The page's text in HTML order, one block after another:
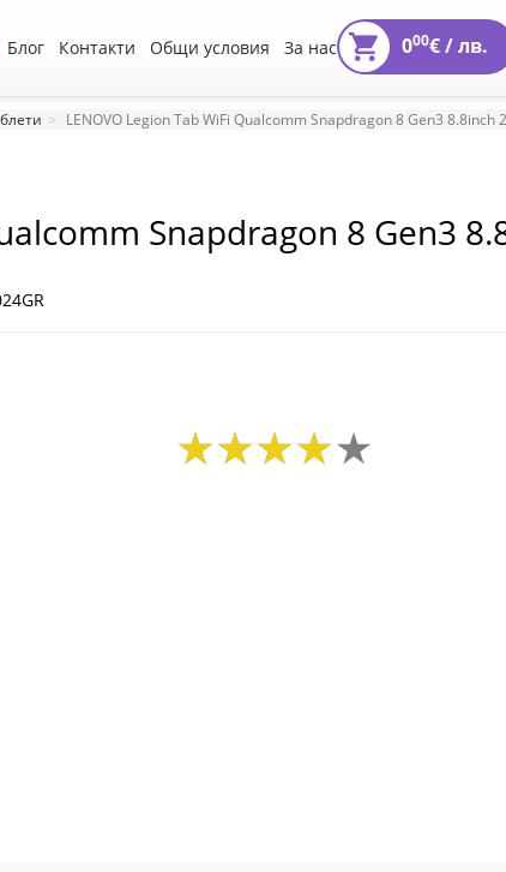
Блог Контакти Общи условия За нас 000€ /лв.
LENOVO Legion Tab WiFi Qualcomm Snapdragon 8 Gen3
Snapdragon 8 Gen3
Eclipse Black